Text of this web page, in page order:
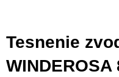
Tesnenie
WINDEROSA